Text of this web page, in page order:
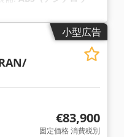
小型広告
€83,900
固定価格 消費税別